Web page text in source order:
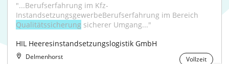
"...Berufserfahrung im Kfz-
Qualitätssicherung sicherer Umgang..."
HIL Heeresinstandsetzungslogistik GmbH
Delmenhorst Vollzeit